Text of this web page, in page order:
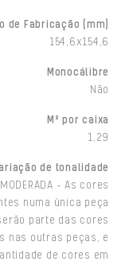
de Fabricação (mm)
154,6x154,6
Monocálibre
Não
M² por caixa
1,29
de tonalidade
- As cores
numa única peça
parte das cores
nas outras peças, e
de cores em